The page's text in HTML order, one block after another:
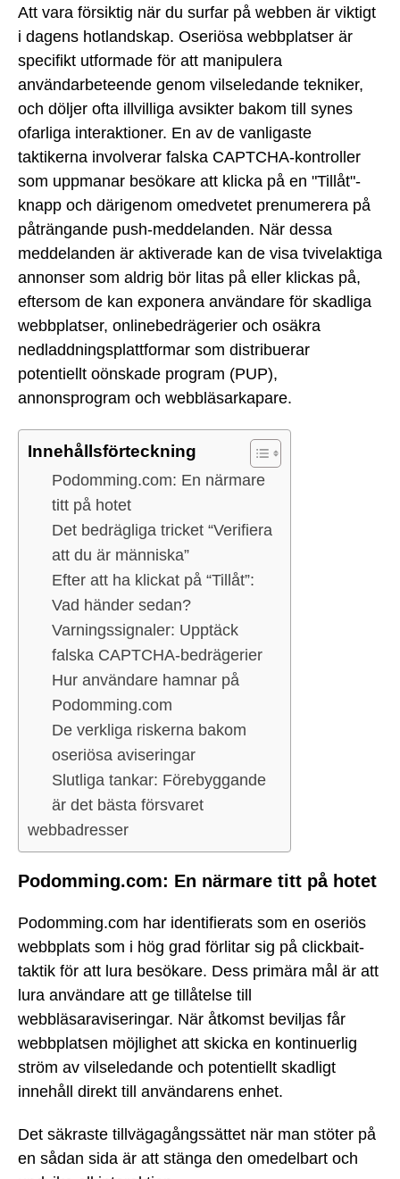
Att vara försiktig när du surfar på webben är viktigt
i dagens hotlandskap. Oseriösa webbplatser är
specifikt utformade för att manipulera
användarbeteende genom vilseledande tekniker,
och döljer ofta illvilliga avsikter bakom till synes
ofarliga interaktioner. En av de vanligaste
taktikerna involverar falska CAPTCHA-kontroller
som uppmanar besökare att klicka på en "Tillåt"-
knapp och därigenom omedvetet prenumerera på
påträngande push-meddelanden. När dessa
meddelanden är aktiverade kan de visa tvivelaktiga
annonser som aldrig bör litas på eller klickas på,
eftersom de kan exponera användare för skadliga
webbplatser, onlinebedrägerier och osäkra
nedladdningsplattformar som distribuerar
potentiellt oönskade program (PUP),
annonsprogram och webbläsarkapare.
Innehållsförteckning
Podomming.com: En närmare
titt på hotet
Det bedrägliga tricket “Verifiera
att du är människa”
Efter att ha klickat på “Tillåt”:
Vad händer sedan?
Varningssignaler: Upptäck
falska CAPTCHA-bedrägerier
Hur användare hamnar på
Podomming.com
De verkliga riskerna bakom
oseriösa aviseringar
Slutliga tankar: Förebyggande
är det bästa försvaret
webbadresser
Podomming.com: En närmare titt på hotet
Podomming.com har identifierats som en oseriös
webbplats som i hög grad förlitar sig på clickbait-
taktik för att lura besökare. Dess primära mål är att
lura användare att ge tillåtelse till
webbläsaraviseringar. När åtkomst beviljas får
webbplatsen möjlighet att skicka en kontinuerlig
ström av vilseledande och potentiellt skadligt
innehåll direkt till användarens enhet.
Det säkraste tillvägagångssättet när man stöter på
en sådan sida är att stänga den omedelbart och